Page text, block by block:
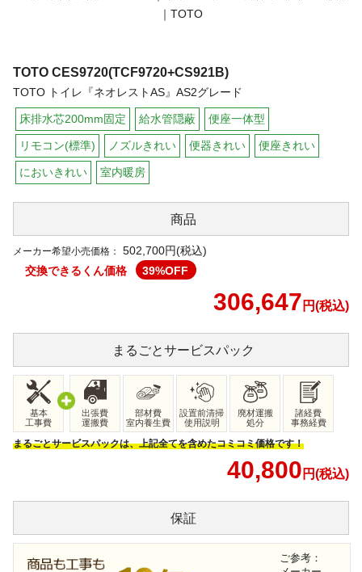
TOTO CES9720(TCF9720+CS921B)
TOTO トイレ『ネオレストAS』AS2グレード
床排水芯200mm固定 給水管隠蔽 便座一体型
リモコン(標準) ノズルきれい 便器きれい 便座きれい
においきれい 室内暖房
商品
メーカー希望小売価格：
502,700円(税込)
交換できるくん価格
39%OFF
306,647 円(税込)
まるごとサービスパック
基本
工事費
出張費
運搬費
部材費
室内養生費
設置前清掃
使用説明
廃材運搬
処分
諸経費
事務経費
まるごとサービスパックは、上記全てを含めたコミコミ価格です！
40,800 円(税込)
保証
ご参考：